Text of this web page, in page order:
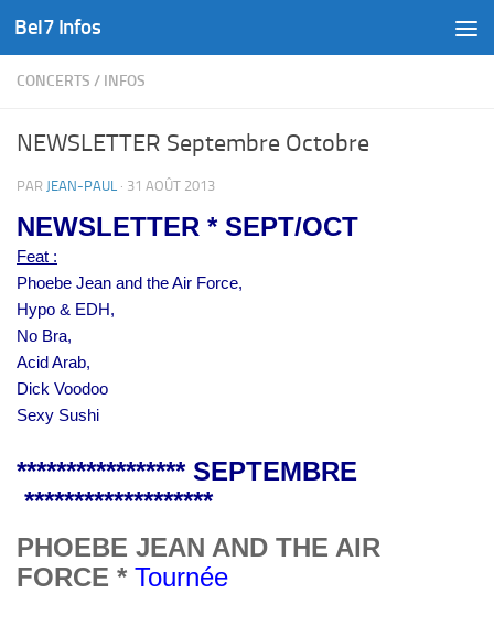
Skip to content
Bel7 Infos
CONCERTS / INFOS
NEWSLETTER Septembre Octobre
PAR JEAN-PAUL · 31 AOÛT 2013
NEWSLETTER * SEPT/OCT
Feat :
Phoebe Jean and the Air Force,
Hypo & EDH,
No Bra,
Acid Arab,
Dick Voodoo
Sexy Sushi
***************** SEPTEMBRE
*******************
PHOEBE JEAN AND THE AIR
FORCE * Tournée